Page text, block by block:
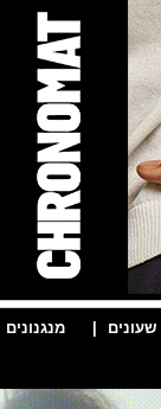
| מנגנונים |